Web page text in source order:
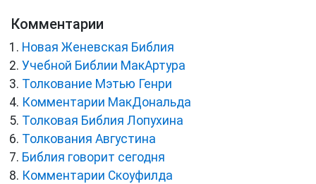
Комментарии
Новая Женевская Библия
Учебной Библии МакАртура
Толкование Мэтью Генри
Комментарии МакДональда
Толковая Библия Лопухина
Толкования Августина
Библия говорит сегодня
Комментарии Скоуфилда